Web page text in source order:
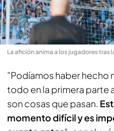
La afición anima a los jugadores tras
"Podíamos haber hecho
todo en la primera parte
son cosas que pasan.
momento difícil y es